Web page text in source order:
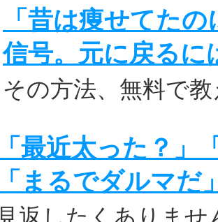
「昔は痩せてた
信号。元に戻るに
その方法、無料で
「最近太った？
「まるでダルマだ